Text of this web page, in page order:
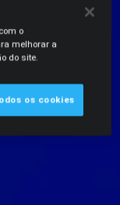
o
melhorar a
do site.
os cookies